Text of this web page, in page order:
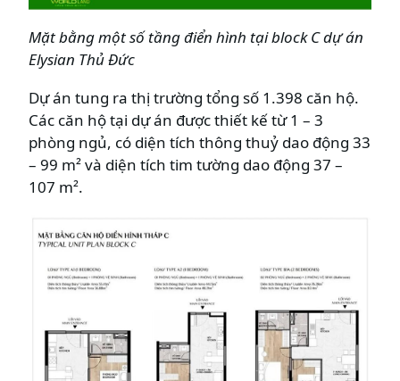
Mặt bằng một số tầng điển hình tại block C dự án
Elysian Thủ Đức
Dự án tung ra thị trường tổng số 1.398 căn hộ.
Các căn hộ tại dự án được thiết kế từ 1 – 3
phòng ngủ, có diện tích thông thuỷ dao động 33
– 99 m² và diện tích tim tường dao động 37 –
107 m².